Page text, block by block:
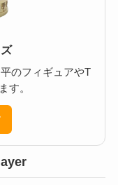
のフィギュアやT
す。